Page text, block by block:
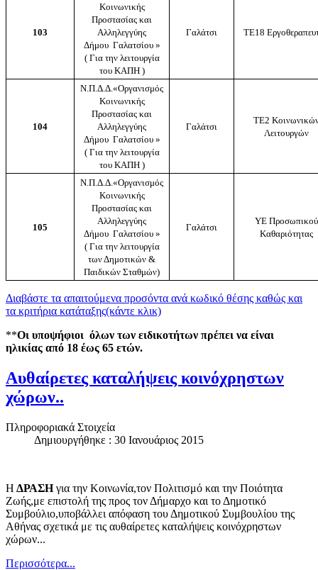
103
Κοινωνικής
Προστασίας και
Αλληλεγγύης
Δήμου Γαλατσίου »
( Για την λειτουργία
του ΚΑΠΗ )
Γαλάτσι ΤΕ18
104
Ν.Π.Δ.Δ.«Οργανισμός
Κοινωνικής
Προστασίας και
Αλληλεγγύης
Δήμου Γαλατσίου »
( Για την λειτουργία
του ΚΑΠΗ )
Γαλάτσι
ΤΕ2
Λειτουργών
105
Ν.Π.Δ.Δ.«Οργανισμός
Κοινωνικής
Προστασίας και
Αλληλεγγύης
Δήμου Γαλατσίου »
( Για την λειτουργία
των Δημοτικών &
Παιδικών Σταθμών)
Γαλάτσι
ΥΕ Προσωπικού
Καθαριότητας
Διαβάστε τα απαιτούμενα προσόντα ανά κωδικό θέσης καθώς και
τα κριτήρια κατάταξης(κάντε κλικ)
**Οι υποψήφιοι όλων των ειδικοτήτων πρέπει να είναι
ηλικίας από 18 έως 65 ετών.
Αυθαίρετες καταλήψεις κοινόχρηστων
χώρων..
Πληροφοριακά Στοιχεία
Δημιουργήθηκε : 30 Ιανουάριος 2015
Η ΔΡΑΣΗγια την Κοινωνία,τον Πολιτισμό και την Ποιότητα
Ζωής,με επιστολή της προς τον Δήμαρχο και το Δημοτικό
Συμβούλιο,υποβάλλει απόφαση του Δημοτικού Συμβουλίου της
Αθήνας σχετικά με τις αυθαίρετες καταλήψεις κοινόχρηστων
χώρων...
Περισσότερα...